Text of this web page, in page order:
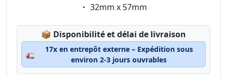
Eigenschaft:
32mm x 57mm
📦 Lagerstatus:
Disponibilité et délai de livraison
🚛
17x en entrepôt externe – Expédition sous
environ 2-3 jours ouvrables